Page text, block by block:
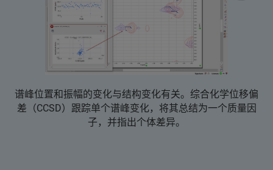
谱峰位置和振幅的变化与结构变化有关。综合化学位移偏
差（CCSD）跟踪单个谱峰变化，将其总结为一个质量因
子，并指出个体差异。